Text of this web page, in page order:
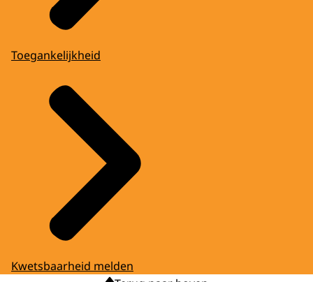
Toegankelijkheid
Kwetsbaarheid melden